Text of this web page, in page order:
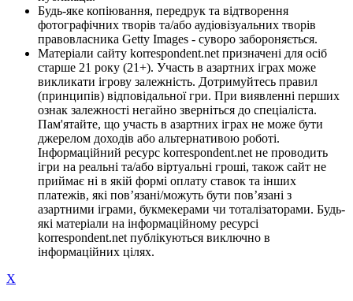
Будь-яке копіювання, передрук та відтворення
фотографічних творів та/або аудіовізуальних творів
правовласника Getty Images - суворо забороняється.
Матеріали сайту korrespondent.net призначені для осіб
старше 21 року (21+). Участь в азартних іграх може
викликати ігрову залежність. Дотримуйтесь правил
(принципів) відповідальної гри. При виявленні перших
ознак залежності негайно зверніться до спеціаліста.
Пам'ятайте, що участь в азартних іграх не може бути
джерелом доходів або альтернативою роботі.
Інформаційний ресурс korrespondent.net не проводить
ігри на реальні та/або віртуальні гроші, також сайт не
приймає ні в якій формі оплату ставок та інших
платежів, які пов’язані/можуть бути пов’язані з
азартними іграми, букмекерами чи тоталізаторами. Будь-
які матеріали на інформаційному ресурсі
korrespondent.net публікуються виключно в
інформаційних цілях.
X